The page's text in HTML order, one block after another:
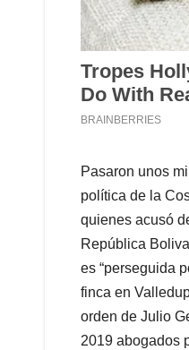
Pasaron unos
política de la
quienes acusó
República
es “perseguida
finca en
orden de Julio
2019 abogados